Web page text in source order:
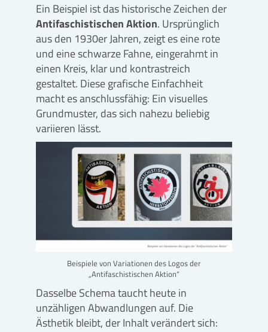
Ein Beispiel ist das historische Zeichen der
Antifaschistischen Aktion. Ursprünglich
aus den 1930er Jahren, zeigt es eine rote
und eine schwarze Fahne, eingerahmt in
einen Kreis, klar und kontrastreich
gestaltet. Diese grafische Einfachheit
macht es anschlussfähig: Ein visuelles
Grundmuster, das sich nahezu beliebig
variieren lässt.
Beispiele von Variationen des Logos der
„Antifaschistischen Aktion“
Dasselbe Schema taucht heute in
unzähligen Abwandlungen auf. Die
Ästhetik bleibt, der Inhalt verändert sich: